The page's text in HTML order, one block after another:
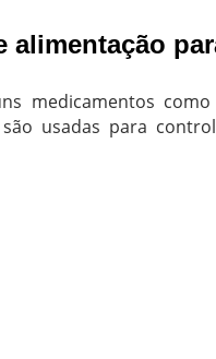
alimentação
medicamentos
usadas para